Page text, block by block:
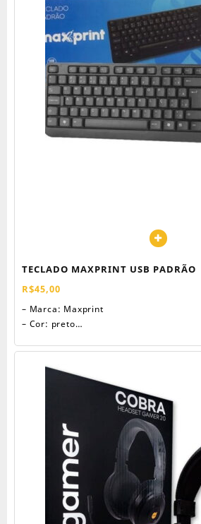
TECLADO MAXPRINT USB PADRÃO
R$45,00
– Marca: Maxprint
– Cor: preto
– Compatível com: mac, Windows xp, 7,
– USB 2.0